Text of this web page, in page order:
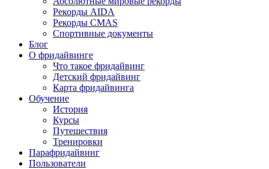
Рекорды AIDA
Рекорды CMAS
Спортивные документы
Блог
О фридайвинге
Что такое фридайвинг
Детский фридайвинг
Карта фридайвинга
Обучение
История
Курсы
Путешествия
Тренировки
Парафридайвинг
Пользователи